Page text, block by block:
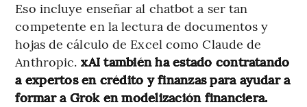
Eso incluye enseñar al chatbot a ser tan
competente en la lectura de documentos y
hojas de cálculo de Excel como Claude de
Anthropic. xAI también ha estado contratando
a expertos en crédito y finanzas para ayudar a
formar a Grok en modelización financiera.